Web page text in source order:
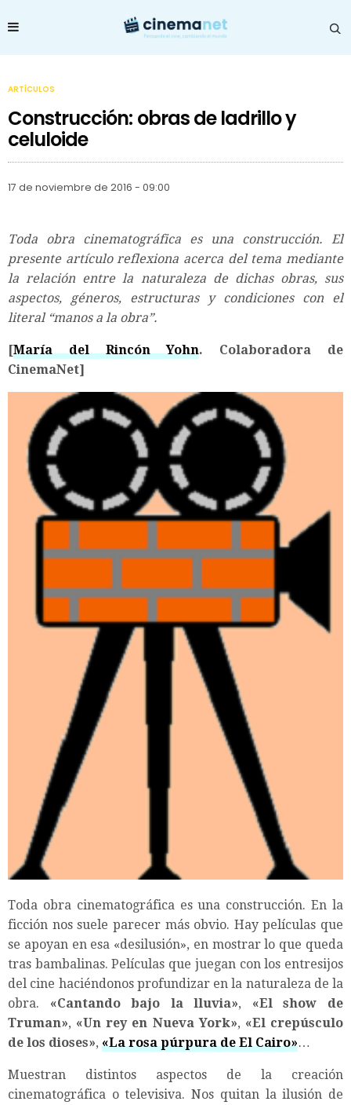
ARTÍCULOS
Construcción: obras de ladrillo y
celuloide
17 de noviembre de 2016 - 09:00
Toda obra cinematográfica es una construcción. El
presente artículo reflexiona acerca del tema mediante
la relación entre la naturaleza de dichas obras, sus
aspectos, géneros, estructuras y condiciones con el
literal “manos a la obra”.
[María del Rincón Yohn. Colaboradora de
CinemaNet]
Toda obra cinematográfica es una construcción. En la
ficción nos suele parecer más obvio. Hay películas que
se apoyan en esa «desilusión», en mostrar lo que queda
tras bambalinas. Películas que juegan con los entresijos
del cine haciéndonos profundizar en la naturaleza de la
obra. «Cantando bajo la lluvia», «El show de
Truman», «Un rey en Nueva York», «El crepúsculo
de los dioses», «La rosa púrpura de El Cairo»…
Muestran distintos aspectos de la creación
cinematográfica o televisiva. Nos quitan la ilusión de